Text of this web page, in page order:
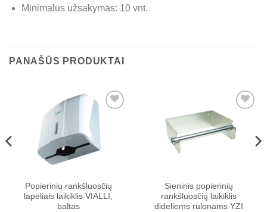
Minimalus užsakymas: 10 vnt.
PANAŠŪS PRODUKTAI
Popierinių rankšluosčių
lapeliais laikiklis VIALLI,
baltas
Pridėti į
patikusių
prekių
sąrašą
Sieninis popierinių
rankšluosčių laikiklis
dideliems rulonams YZI